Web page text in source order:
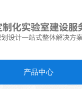
产品中心